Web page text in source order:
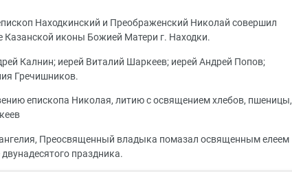
Находкинский и Преображенский Николай совершил
иконы Божией Матери г. Находки.
Калнин; иерей Виталий Шаркеев; иерей Андрей Попов;
Гречишников.
епископа Николая, литию с освящением хлебов, пшеницы,
Преосвященный владыка помазал освященным елеем
праздника.